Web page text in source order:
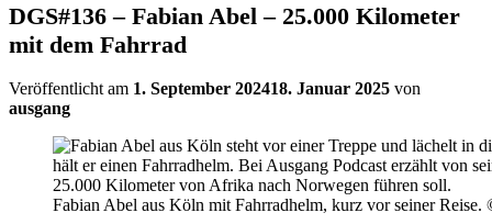
DGS#136 – Fabian Abel – 25.000 Kilometer
mit dem Fahrrad
Veröffentlicht am 1. September 202418. Januar 2025 von
ausgang
Fabian Abel aus Köln mit Fahrradhelm, kurz vor seiner Reise.